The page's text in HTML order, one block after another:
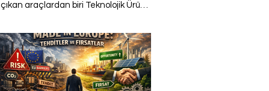
çıkan araçlardan biri Teknolojik Ürün
Deneyim Belgesi olmuştur. Ancak
uygulamada bu belgelerin ne olduğu,
ne işe yaradığı ve özellikle patent ile
ilişkisi sıklıkla yanlış anlaşılmaktadır.
Bu nedenle konuyu doğru bir